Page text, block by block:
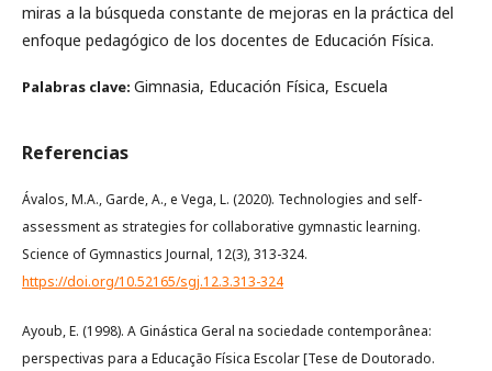
miras a la búsqueda constante de mejoras en la práctica del
enfoque pedagógico de los docentes de Educación Física.
Palabras clave: Gimnasia, Educación Física, Escuela
Referencias
Ávalos, M.A., Garde, A., e Vega, L. (2020). Technologies and self-
assessment as strategies for collaborative gymnastic learning.
Science of Gymnastics Journal, 12(3), 313-324.
https://doi.org/10.52165/sgj.12.3.313-324
Ayoub, E. (1998). A Ginástica Geral na sociedade contemporânea:
perspectivas para a Educação Física Escolar [Tese de Doutorado.